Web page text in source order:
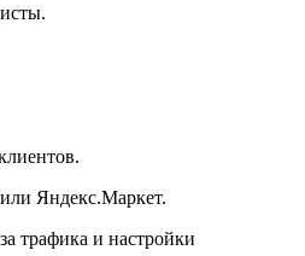
Яндекс.Маркет.
трафика и настройки